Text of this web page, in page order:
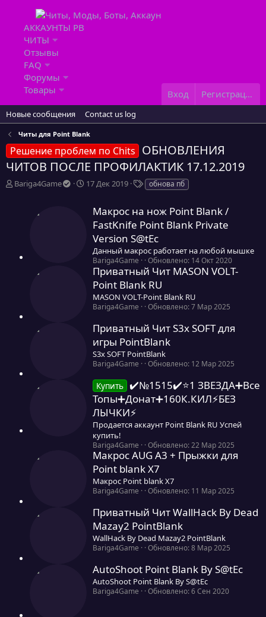
АККАУНТЫ PB
ЧИТЫ
Отзывы
FAQ
Форумы
Товары
Вход Регистрация
Новые сообщения Contact us log
Читы для Point Blank
Решение проблем по Chits ОБНОВЛЕНИЯ
ЧИТОВ ПОСЛЕ ПРОФИЛАКТИК 17.12.2019
А
Bariga4Game
Д
17 Дек 2019
Т
е
и
обнова пб
Макрос на нож Point Blank /
FastKnife Point Blank Private
Version S@tEc
Данный макрос работает на любой мышке
Bariga4Game
0
,
0
з
в
з
Обновлено: 14 Окт 2020
Приватный Чит MASON VOLT-
Point Blank RU
MASON VOLT-Point Blank RU
Bariga4Game
0
0
0
з
в
ё
д
Обновлено:7 Мар 2025
Приватный Чит S3x SOFT для
игры PointBlank
S3x SOFT PointBlank
Bariga4Game
0
0
0
з
з
Обновлено: 12 Мар 2025
Купить ✔️№1515✔️⭐️1 ЗВЕЗДА➕Все
Топы➕Донат➕160К.КИЛ⚡БЕЗ
ЛЫЧКИ⚡
Продается аккаунт Point Blank RU Успей
купить!
Bariga4Game
0
,
0
з
в
з
д
Обновлено:22 Мар 2025
Макрос AUG A3 + Прыжки для
Point blank Х7
Макрос Point blank Х7
Bariga4Game
0
0
0
з
в
ё
д
Обновлено: 11 Мар 2025
Приватный Чит WallHack By Dead
Mazay2 PointBlank
WallHack By Dead Mazay2 PointBlank
Bariga4Game
0
0
0
з
в
Обновлено:8 Мар 2025
AutoShoot Point Blank By S@tEc
AutoShoot Point Blank By S@tEc
Bariga4Game
0Обновлено:6 Сен 2020